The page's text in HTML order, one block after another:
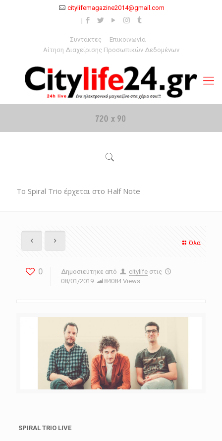
citylifemagazine2014@gmail.com
Συντάκτες
Επικοινωνία
Αίτηση Διαχείρισης Προσωπικών Δεδομένων
Το Spiral Trio έρχεται στο Half Note
Όλα
0 Δημοσιεύτηκε από citylife στις
08/01/2019
84084 Views
SPIRAL TRIO LIVE